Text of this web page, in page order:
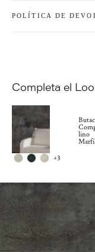
POLÍTICA DE
Completa el
lino
+3